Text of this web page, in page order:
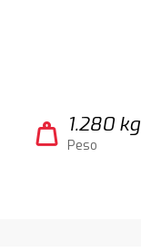
weight 1.280 kg
Peso